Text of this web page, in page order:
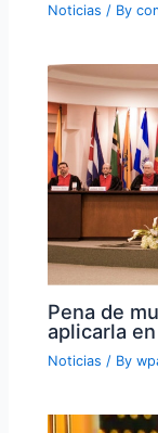
Noticias / By
Pena de
aplicarla
Noticias / By